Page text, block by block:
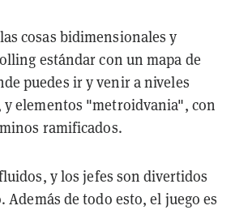
cosas bidimensionales y
estándar con un mapa de
puedes ir y venir a niveles
y elementos "metroidvania", con
ramificados.
y los jefes son divertidos
Además de todo esto, el juego es